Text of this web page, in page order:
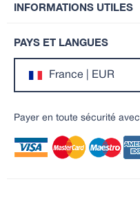
INFORMATIONS UTILES
PAYS ET LANGUES
France | EUR
Payer en toute sécurité avec